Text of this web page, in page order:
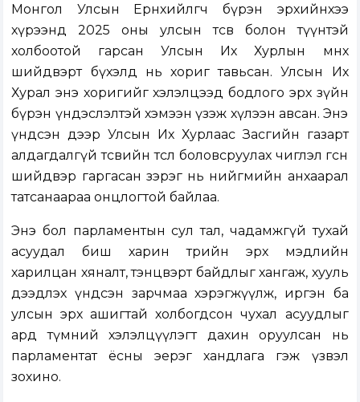
Монгол Улсын Ерөнхийлөгч бүрэн эрхийнхээ
хүрээнд 2025 оны улсын төсөв болон түүнтэй
холбоотой гарсан Улсын Их Хурлын өмнөх
шийдвэрт бүхэлд нь хориг тавьсан. Улсын Их
Хурал энэ хоригийг хэлэлцээд бодлого эрх зүйн
бүрэн үндэслэлтэй хэмээн үзэж хүлээн авсан. Энэ
үндсэн дээр Улсын Их Хурлаас Засгийн газарт
алдагдалгүй төсвийн төсөл боловсруулах чиглэл өгсөн
шийдвэр гаргасан зэрэг нь нийгмийн анхаарал
татсанаараа онцлогтой байлаа.
Энэ бол парламентын сул тал, чадамжгүй тухай
асуудал биш харин төрийн эрх мэдлийн
харилцан хяналт, тэнцвэрт байдлыг хангаж, хууль
дээдлэх үндсэн зарчмаа хэрэгжүүлж, иргэн ба
улсын эрх ашигтай холбогдсон чухал асуудлыг
ард түмний хэлэлцүүлэгт дахин оруулсан нь
парламентат ёсны эерэг хандлага гэж үзвэл
зохино.